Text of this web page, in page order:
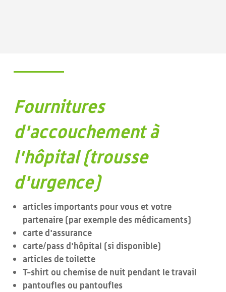
Fournitures
d'accouchement à
l'hôpital (trousse
d'urgence)
articles importants pour vous et votre
partenaire (par exemple des médicaments)
carte d'assurance
carte/pass d'hôpital (si disponible)
articles de toilette
T-shirt ou chemise de nuit pendant le travail
pantoufles ou pantoufles